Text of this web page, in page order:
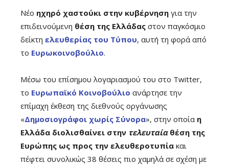
Νέο ηχηρό χαστούκι στην κυβέρνηση για την
επιδεινούμενη θέση της Ελλάδας στον παγκόσμιο
δείκτη ελευθερίας του Τύπου, αυτή τη φορά από
το Ευρωκοινοβούλιο.
Μέσω του επίσημου λογαριασμού του στο Twitter,
το Ευρωπαϊκό Κοινοβούλιο ανάρτησε την
επίμαχη έκθεση της διεθνούς οργάνωσης
«Δημοσιογράφοι χωρίς Σύνορα», στην οποία η
Ελλάδα διολισθαίνει στην τελευταίαθέση της
Ευρώπης ως προς την ελευθεροτυπία και
πέφτει συνολικώς 38 θέσεις πιο χαμηλά σε σχέση με